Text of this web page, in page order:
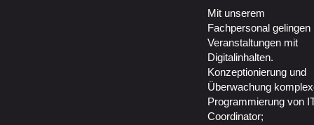
Mit unserem
Fachpersonal gelingen
Veranstaltungen mit
Digitalinhalten.
Konzeptionierung und
Überwachung
Programmierung von
Coordinator;